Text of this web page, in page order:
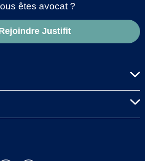
êtes avocat ?
Justifit